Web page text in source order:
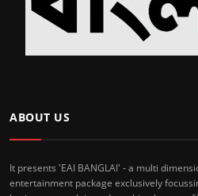
ABOUT US
It presents 'EAI BANGLAI' - a multi
entertainment package exclusively